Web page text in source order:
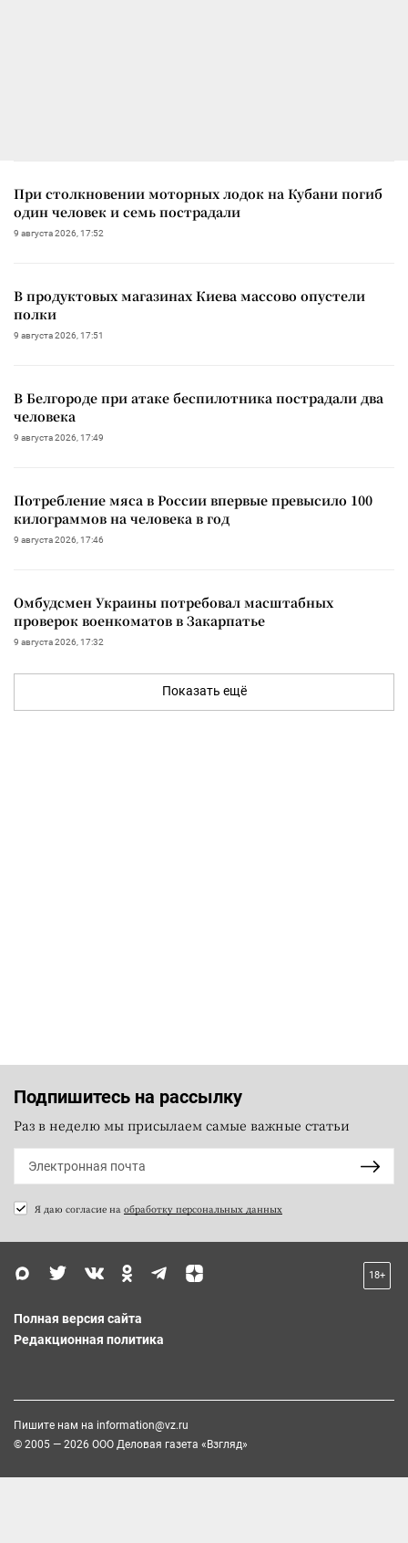
При столкновении моторных лодок на Кубани погиб
один человек и семь пострадали
9 августа 2026, 17:52
В продуктовых магазинах Киева массово опустели
полки
9 августа 2026, 17:51
В Белгороде при атаке беспилотника пострадали два
человека
9 августа 2026, 17:49
Потребление мяса в России впервые превысило 100
килограммов на человека в год
9 августа 2026, 17:46
Омбудсмен Украины потребовал масштабных
проверок военкоматов в Закарпатье
9 августа 2026, 17:32
Показать ещё
Подпишитесь на рассылку
Раз в неделю мы присылаем самые важные статьи
Я даю согласие на обработку персональных данных
18+
Полная версия сайта
Редакционная политика
Пишите нам на information@vz.ru
© 2005 — 2026 ООО Деловая газета «Взгляд»